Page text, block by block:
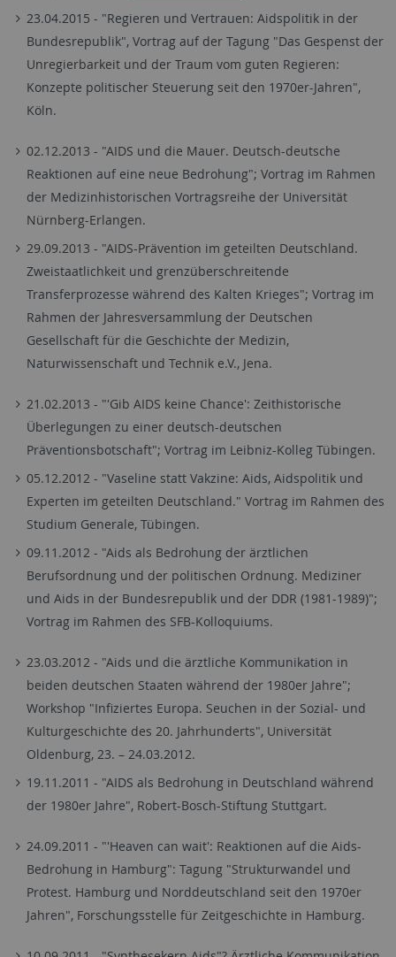
23.04.2015 - "Regieren und Vertrauen: Aidspolitik in der
Bundesrepublik", Vortrag auf der Tagung "Das Gespenst der
Unregierbarkeit und der Traum vom guten Regieren:
Konzepte politischer Steuerung seit den 1970er-Jahren",
Köln.
02.12.2013 - "AIDS und die Mauer. Deutsch-deutsche
Reaktionen auf eine neue Bedrohung"; Vortrag im Rahmen
der Medizinhistorischen Vortragsreihe der Universität
Nürnberg-Erlangen.
29.09.2013 - "AIDS-Prävention im geteilten Deutschland.
Zweistaatlichkeit und grenzüberschreitende
Transferprozesse während des Kalten Krieges"; Vortrag im
Rahmen der Jahresversammlung der Deutschen
Gesellschaft für die Geschichte der Medizin,
Naturwissenschaft und Technik e.V., Jena.
21.02.2013 - "'Gib AIDS keine Chance': Zeithistorische
Überlegungen zu einer deutsch-deutschen
Präventionsbotschaft"; Vortrag im Leibniz-Kolleg Tübingen.
05.12.2012 - "Vaseline statt Vakzine: Aids, Aidspolitik und
Experten im geteilten Deutschland." Vortrag im Rahmen des
Studium Generale, Tübingen.
09.11.2012 - "Aids als Bedrohung der ärztlichen
Berufsordnung und der politischen Ordnung. Mediziner
und Aids in der Bundesrepublik und der DDR (1981-1989)";
Vortrag im Rahmen des SFB-Kolloquiums.
23.03.2012 - "Aids und die ärztliche Kommunikation in
beiden deutschen Staaten während der 1980er Jahre";
Workshop "Infiziertes Europa. Seuchen in der Sozial- und
Kulturgeschichte des 20. Jahrhunderts", Universität
Oldenburg, 23. – 24.03.2012.
19.11.2011 - "AIDS als Bedrohung in Deutschland während
der 1980er Jahre", Robert-Bosch-Stiftung Stuttgart.
24.09.2011 - "'Heaven can wait': Reaktionen auf die Aids-
Bedrohung in Hamburg": Tagung "Strukturwandel und
Protest. Hamburg und Norddeutschland seit den 1970er
Jahren", Forschungsstelle für Zeitgeschichte in Hamburg.